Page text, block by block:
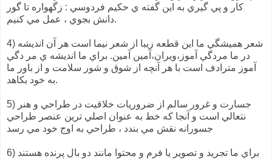
كار و پي گيري به اين گفته ي حكيم فردوسي : زگهواره تا گور
دانش بجوي ، عمل مي كنيم.
4) شعر هميشگي ما اين قطعه زيبا از شعر نيما است هر آن انديشه
در ما مردگي آموز،ويران،آمين آمين. براي ما انديشه ي مر دگي
آموز مترادف است با هر آنچه از شوق و شور سلامت و از باور ما
به خود بكاهد.
5) جسارت و غرور سالم از ضروريات خلاقيت در طراحي و هنر
نتعالي است و آنجا كه خط به عنوان اصلي ترين عنصر طراحي
جسورانه نقش مي بندد ، طراحي به اوج خود مي رسد
6) براي ما تجريد و تصوير يا فرم و محتوا مانند دو بال پرنده هستند